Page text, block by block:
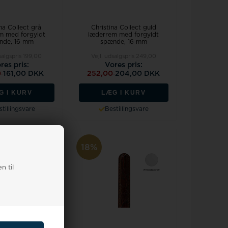
til
Collect grå
med forgyldt
16 mm
pris:
161,00 DKK
I KURV
Christina Collect guld
læderrem med forgyldt
spænde, 16 mm
Vores pris:
252,00204,00 DKK
LÆG I KURV
Bestillingsvare
18%